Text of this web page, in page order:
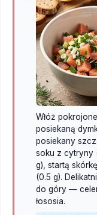
Włóż
posiekaną
posiekany
soku z cytryny
g), startą
(0.5 g).
do góry —
łososia.